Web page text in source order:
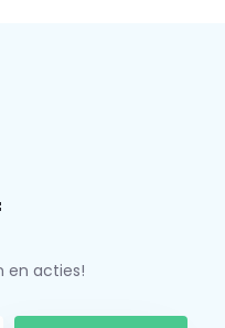
en acties!